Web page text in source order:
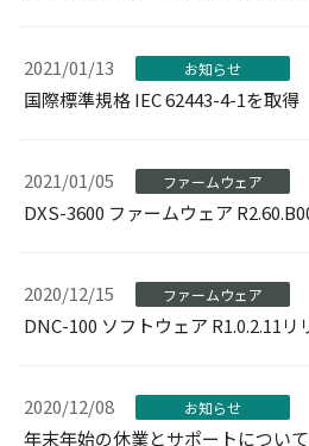
2021/01/13 お知らせ
国際標準規格 IEC 62443-4-1を取得
2021/01/05 ファームウェア
DXS-3600 ファームウェア
2020/12/15 ファームウェア
DNC-100 ソフトウェア R1.0.2.11
2020/12/08 お知らせ
年末年始の休業とサポートについて